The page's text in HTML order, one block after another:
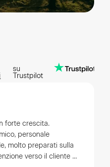
su
Trustpilot
forte crescita.
personale
molto preparati sulla
verso il cliente e